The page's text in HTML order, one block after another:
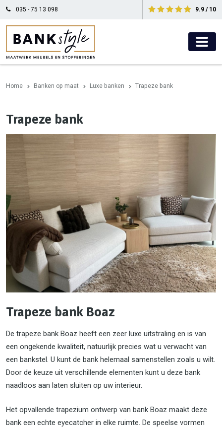
035 - 75 13 098 9.9 / 10
Home Banken op maat Luxe banken Trapeze bank
Trapeze bank
Trapeze bank Boaz
De trapeze bank Boaz heeft een zeer luxe uitstraling en is van
een ongekende kwaliteit, natuurlijk precies wat u verwacht van
een bankstel. U kunt de bank helemaal samenstellen zoals u wilt.
Door de keuze uit verschillende elementen kunt u deze bank
naadloos aan laten sluiten op uw interieur.
Het opvallende trapezium ontwerp van bank Boaz maakt deze
bank een echte eyecatcher in elke ruimte. De speelse vormen